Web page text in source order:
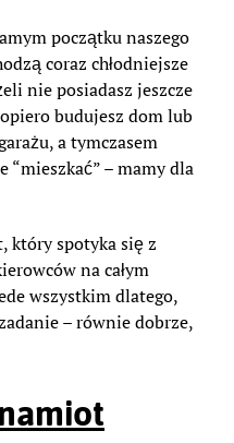
początku naszego
coraz chłodniejsze
nie posiadasz jeszcze
budujesz dom lub
a tymczasem
“mieszkać” – mamy dla
który spotyka się z
na całym
wszystkim dlatego,
– równie dobrze,